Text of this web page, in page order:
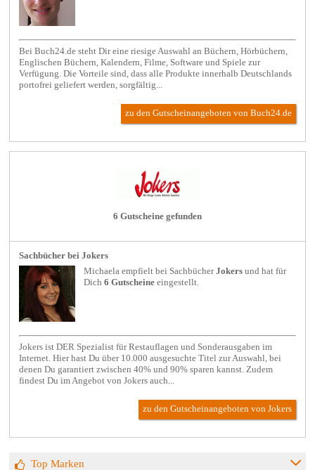
Bei Buch24.de steht Dir eine riesige Auswahl an Büchern, Hörbüchern,
Englischen Büchern, Kalendern, Filme, Software und Spiele zur
Verfügung. Die Vorteile sind, dass alle Produkte innerhalb Deutschlands
portofrei geliefert werden, sorgfältig...
zu den Gutscheinangeboten von Buch24.de
6 Gutscheine gefunden
Sachbücher bei Jokers
Michaela empfielt bei Sachbücher Jokers und hat für
Dich6 Gutscheine eingestellt.
Jokers ist DER Spezialist für Restauflagen und Sonderausgaben im
Internet. Hier hast Du über 10.000 ausgesuchte Titel zur Auswahl, bei
denen Du garantiert zwischen 40% und 90% sparen kannst. Zudem
findest Du im Angebot von Jokers auch...
zu den Gutscheinangeboten von Jokers
Top Marken